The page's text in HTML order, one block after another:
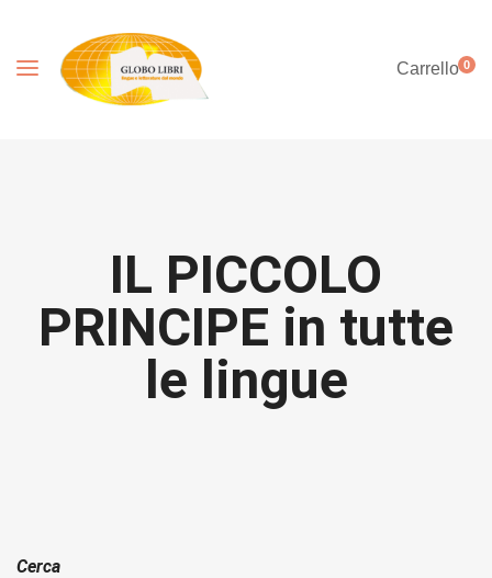
Carrello0
IL PICCOLO
PRINCIPE in tutte
le lingue
Cerca